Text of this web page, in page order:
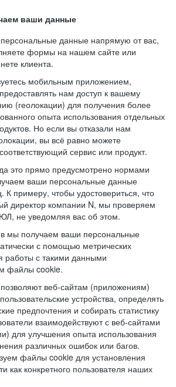
ваши данные
данные напрямую от вас,
формы на нашем сайте или
клиента.
мобильным приложением,
нам доступ к вашему
(геолокации) для получения более
опыта использования отдельных
Но если вы отказали нам
вы всё равно можете
сервис или продукт.
это прямо предусмотрено нормами
ваши персональные данные
К примеру, чтобы удостовериться, что
директор компании N, мы проверяем
не уведомляя вас об этом.
мы получаем ваши персональные
с помощью метрических
работы с такими данными
файлы cookie.
веб-сайтам (приложениям)
устройства, определять
предпочтения и собирать статистику
взаимодействуют с веб-сайтами
для улучшения опыта использования
различных ошибок или багов.
файлы cookie для установления
как конкретного пользователя наших